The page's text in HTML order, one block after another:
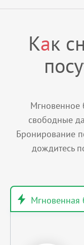
Как
Мгновенное
свободные
Бронирование
дождитесь